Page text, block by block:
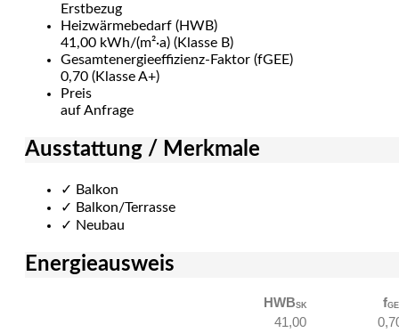
Erstbezug
Heizwärmebedarf (HWB)
41,00 kWh/(m²·a) (Klasse B)
Gesamtenergie­effizienz-Faktor (fGEE)
0,70 (Klasse A+)
Preis
auf Anfrage
Ausstattung / Merkmale
✓ Balkon
✓ Balkon/Terrasse
✓ Neubau
Energieausweis
HWBSK
41,00
f